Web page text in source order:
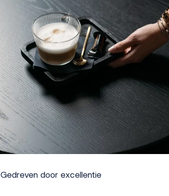
Gedreven door excellentie